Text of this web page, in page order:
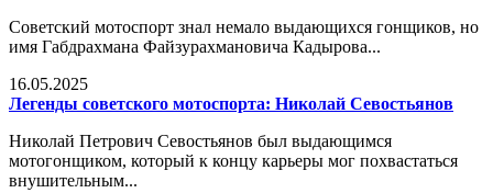
Советский мотоспорт знал немало выдающихся гонщиков, но
имя Габдрахмана Файзурахмановича Кадырова...
16.05.2025
Легенды советского мотоспорта: Николай Севостьянов
Николай Петрович Севостьянов был выдающимся
мотогонщиком, который к концу карьеры мог похвастаться
внушительным...